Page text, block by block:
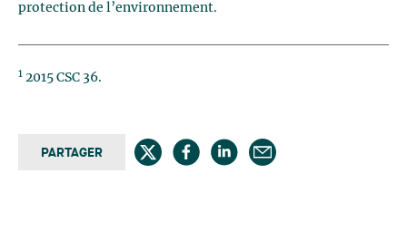
protection de l’environnement.
1 2015 CSC 36.
PARTAGER